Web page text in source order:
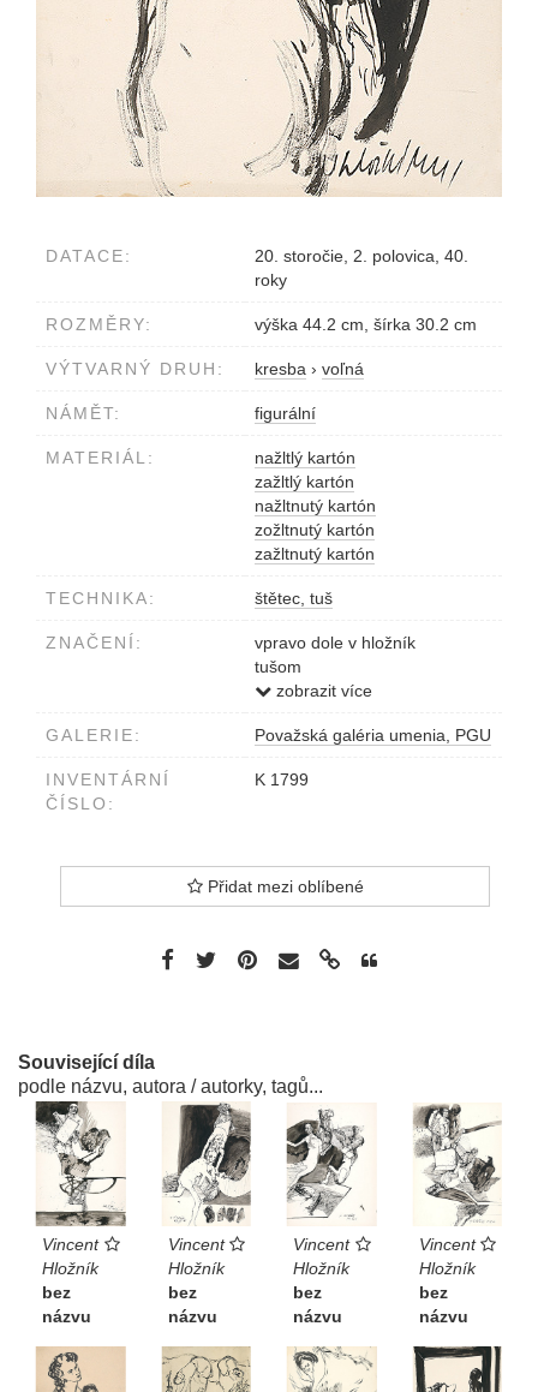
DATACE:
20. storočie, 2. polovica, 40.
roky
ROZMĚRY: výška 44.2 cm, šírka 30.2 cm
VÝTVARNÝ DRUH: kresba › voľná
NÁMĚT: figurální
MATERIÁL:
nažltlý kartón
zažltlý kartón
nažltnutý kartón
zožltnutý kartón
zažltnutý kartón
TECHNIKA: štětec, tuš
ZNAČENÍ:
vpravo dole v hložník
tušom
null0001000058
zobrazit více
GALERIE: Považská galéria umenia, PGU
INVENTÁRNÍ
ČÍSLO:
K 1799
Přidat mezi oblíbené
Související díla
podle názvu, autora / autorky, tagů...
Vincent
Hložník
bez
názvu
Vincent
Hložník
bez
názvu
Vincent
Hložník
bez
názvu
Vincent
Hložník
bez
názvu